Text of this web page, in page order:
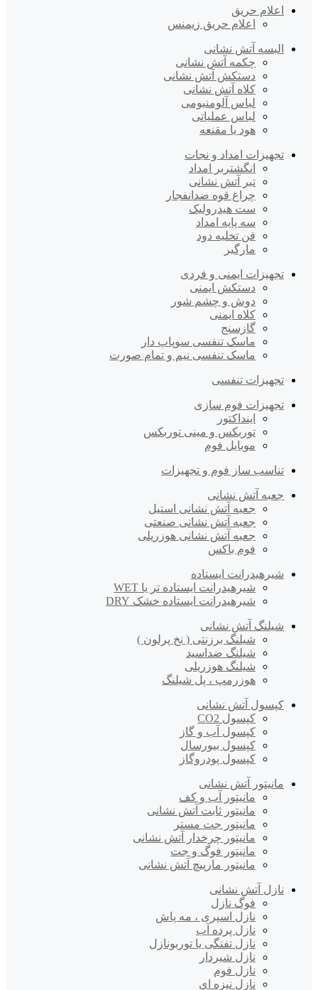
اعلام حریق
اعلام حریق زیمنس
البسه آتش نشانی
چکمه آتش نشانی
دستکش آتش نشانی
کلاه آتش نشانی
لباس آلومنیومی
لباس عملیاتی
هود یا مقنعه
تجهیزات امداد و نجات
انگشتربر امداد
تبر آتش نشانی
چراغ قوه ضدانفجار
ست هیدرولیک
سه پایه امداد
فن تخلیه دود
مارگیر
تجهیزات ایمنی و فردی
دستکش ایمنی
دوش و چشم شور
کلاه ایمنی
گازسنج
ماسک تنفسی سوپاپ دار
ماسک تنفسی نیم و تمام صورت
تجهیزات تنفسی
تجهیزات فوم سازی
اینداکتور
توربکس و مینی توربکس
موبایل فوم
تناسب ساز فوم و تجهیزات
جعبه آتش نشانی
جعبه آتش نشانی استیل
جعبه آتش نشانی صنعتی
جعبه آتش نشانی هوزریلی
فوم باکس
شیرهیدرانت ایستاده
شیرهیدرانت ایستاده تر یا WET
شیرهیدرانت ایستاده خشک DRY
شیلنگ آتش نشانی
شیلنگ برزنتی ( نخ پرلون )
شیلنگ ضداسید
شیلنگ هوزریلی
هوزرمپ ، پل شیلنگ
کپسول آتش نشانی
کپسول CO2
کپسول آب و گاز
کپسول بیورسال
کپسول پودروگاز
مانیتور آتش نشانی
مانیتور آب و کف
مانیتور ثابت آتش نشانی
مانیتور جت مستر
مانیتور چرخدار آتش نشانی
مانیتور فوگ و جت
مانیتور مارپیچ آتش نشانی
نازل آتش نشانی
فوگ نازل
نازل اسپری ، مه پاش
نازل پرده آب
نازل تفنگی یا توربونازل
نازل شیردار
نازل فوم
نازل نیزه ای